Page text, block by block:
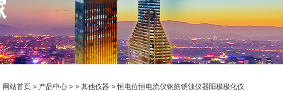
网站首页 > 产品中心 > > 其他仪器 > 恒电位恒电流仪钢筋锈蚀仪器阳极极化仪